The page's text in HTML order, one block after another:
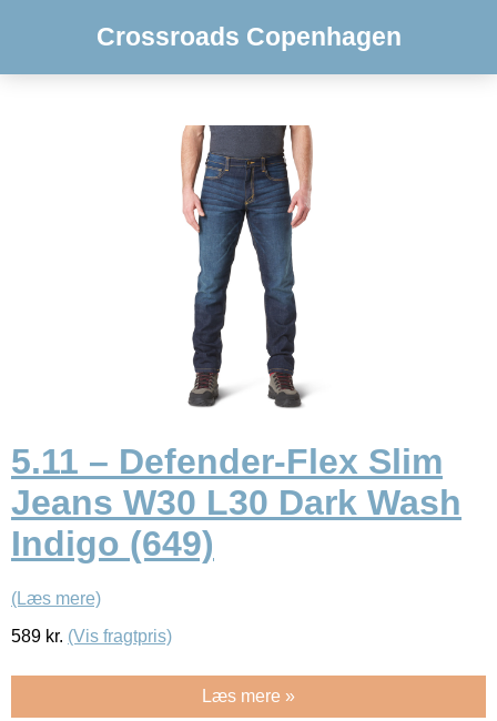
Crossroads Copenhagen
5.11 – Defender-Flex Slim
Jeans W30 L30 Dark Wash
Indigo (649)
(Læs mere)
589 kr. (Vis fragtpris)
Læs mere »